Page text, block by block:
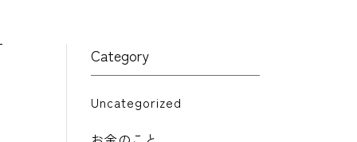
Category
Uncategorized